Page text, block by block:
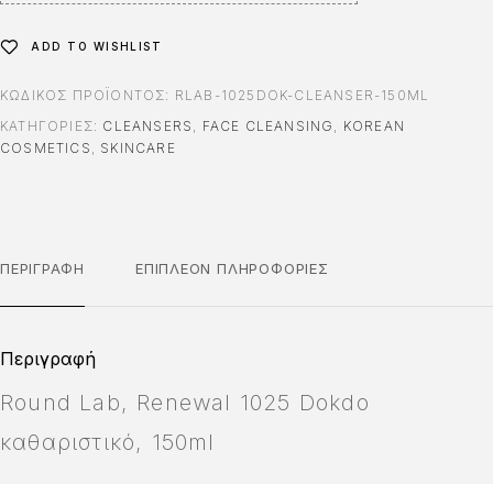
ADD TO WISHLIST
ΚΩΔΙΚΌΣ ΠΡΟΪΌΝΤΟΣ: RLAB-1025DOK-CLEANSER-150ML
ΚΑΤΗΓΟΡΊΕΣ: CLEANSERS , FACE CLEANSING , KOREAN
COSMETICS , SKINCARE
ΠΕΡΙΓΡΑΦΉ ΕΠΙΠΛΈΟΝ ΠΛΗΡΟΦΟΡΊΕΣ
Περιγραφή
Round Lab, Renewal 1025 Dokdo
καθαριστικό, 150ml